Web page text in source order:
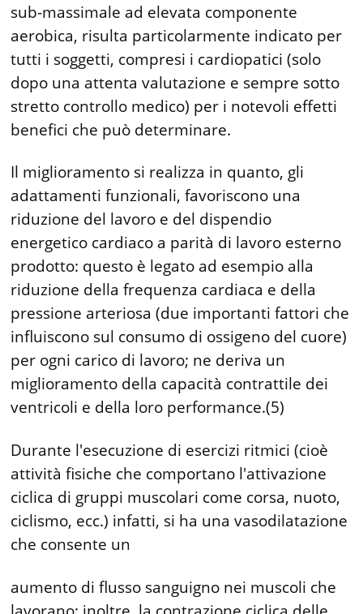
sub-massimale ad elevata componente
aerobica, risulta particolarmente indicato per
tutti i soggetti, compresi i cardiopatici (solo
dopo una attenta valutazione e sempre sotto
stretto controllo medico) per i notevoli effetti
benefici che può determinare.
Il miglioramento si realizza in quanto, gli
adattamenti funzionali, favoriscono una
riduzione del lavoro e del dispendio
energetico cardiaco a parità di lavoro esterno
prodotto: questo è legato ad esempio alla
riduzione della frequenza cardiaca e della
pressione arteriosa (due importanti fattori che
influiscono sul consumo di ossigeno del cuore)
per ogni carico di lavoro; ne deriva un
miglioramento della capacità contrattile dei
ventricoli e della loro performance.(5)
Durante l'esecuzione di esercizi ritmici (cioè
attività fisiche che comportano l'attivazione
ciclica di gruppi muscolari come corsa, nuoto,
ciclismo, ecc.) infatti, si ha una vasodilatazione
che consente un
aumento di flusso sanguigno nei muscoli che